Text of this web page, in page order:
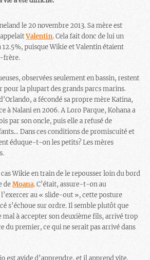
le 20 novembre 2013. Sa mère est
Valentin. Cela fait donc de lui un
12.5%, puisque Wikie et Valentin étaient
frère.
observées seulement en bassin, restent
pour la plupart des grands parcs marins.
a fécondé sa propre mère Katina,
à Nalani en 2006. A Loro Parque, Kohana a
par son oncle, puis elle a refusé de
Dans ces conditions de promiscuité et
éduque-t-on les petits? Les mères
Wikie en train de le repousser loin du bord
deMoana. C’était, assure-t-on au
au « slide-out », cette posture
s’échoue sur ordre. Il semble plutôt que
mal à accepter son deuxième fils, arrivé trop
du premier, ce qui ne serait pas arrivé dans
est avide d’apprendre, et il apprend vite.